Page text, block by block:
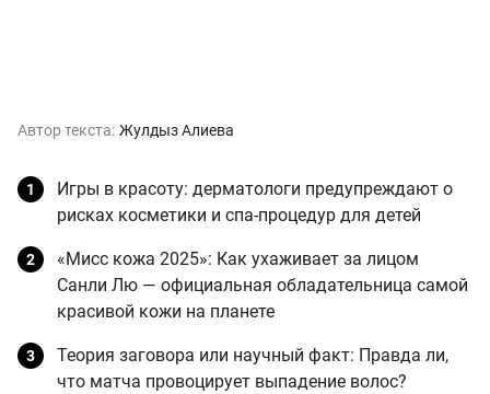
Автор текста: Жулдыз Алиева
Игры в красоту: дерматологи предупреждают о
рисках косметики и спа-процедур для детей
«Мисс кожа 2025»: Как ухаживает за лицом
Санли Лю — официальная обладательница самой
красивой кожи на планете
Теория заговора или научный факт: Правда ли,
что матча провоцирует выпадение волос?